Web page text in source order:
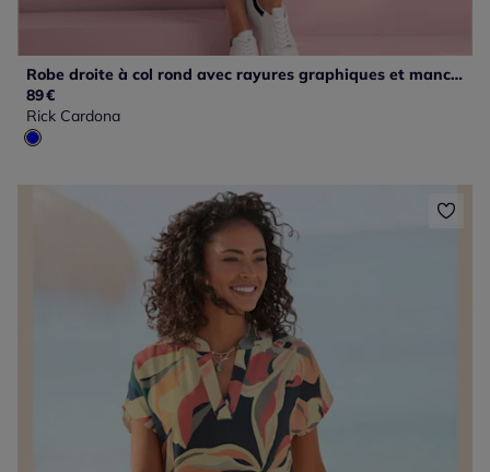
Robe droite à col rond avec rayures graphiques et manches courtes
89€
Rick Cardona